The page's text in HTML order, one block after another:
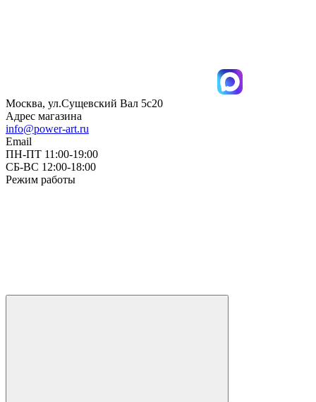
Москва, ул.Сущевский Вал 5с20
Адрес магазина
info@power-art.ru
Email
ПН-ПТ 11:00-19:00
СБ-ВС 12:00-18:00
Режим работы